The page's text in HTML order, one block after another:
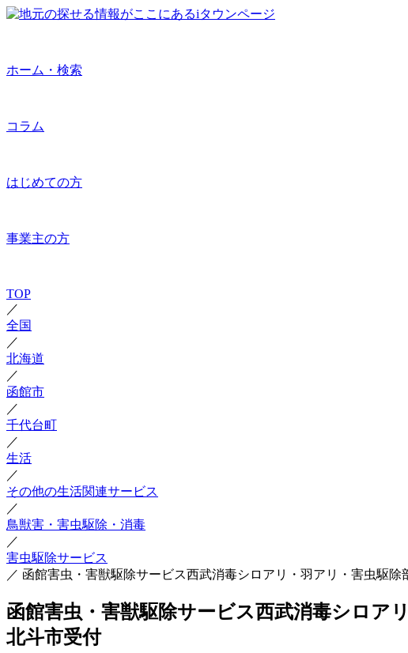
ホーム・検索
コラム
はじめての方
事業主の方
TOP
／
全国
／
北海道
／
函館市
／
千代台町
／
生活
／
その他の生活関連サービス
／
鳥獣害・害虫駆除・消毒
／
害虫駆除サービス
／ 函館害虫・害獣駆除サービス西武消毒シロアリ・羽アリ・害虫駆
函館害虫・害獣駆除サービス西武消毒シロア
北斗市受付